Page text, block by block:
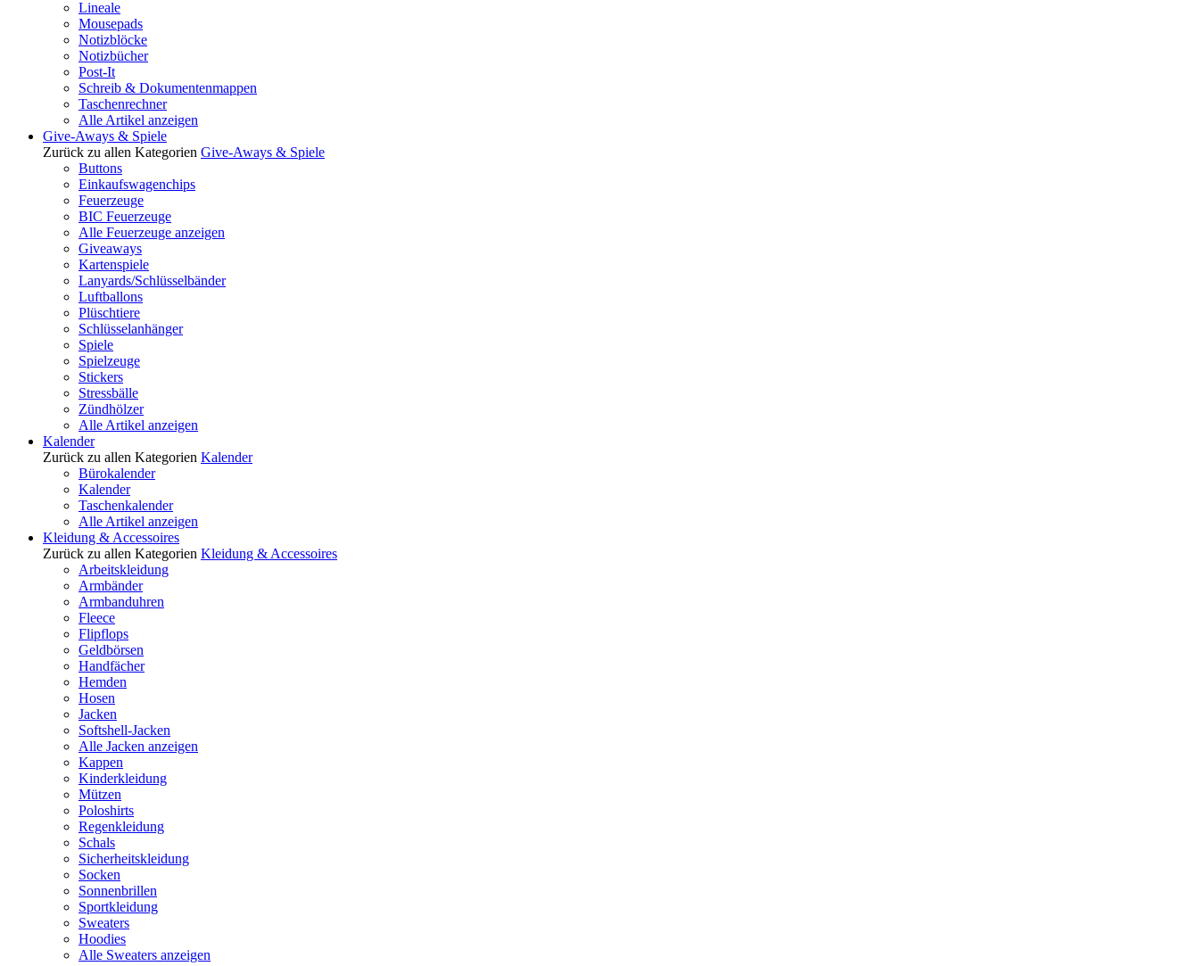
Lineale
Mousepads
Notizblöcke
Notizbücher
Post-It
Schreib & Dokumentenmappen
Taschenrechner
Alle Artikel anzeigen
Give-Aways & Spiele
Zurück zu allen Kategorien Give-Aways & Spiele
Buttons
Einkaufswagenchips
Feuerzeuge
BIC Feuerzeuge
Alle Feuerzeuge anzeigen
Giveaways
Kartenspiele
Lanyards/Schlüsselbänder
Luftballons
Plüschtiere
Schlüsselanhänger
Spiele
Spielzeuge
Stickers
Stressbälle
Zündhölzer
Alle Artikel anzeigen
Kalender
Zurück zu allen Kategorien Kalender
Bürokalender
Kalender
Taschenkalender
Alle Artikel anzeigen
Kleidung & Accessoires
Zurück zu allen Kategorien Kleidung & Accessoires
Arbeitskleidung
Armbänder
Armbanduhren
Fleece
Flipflops
Geldbörsen
Handfächer
Hemden
Hosen
Jacken
Softshell-Jacken
Alle Jacken anzeigen
Kappen
Kinderkleidung
Mützen
Poloshirts
Regenkleidung
Schals
Sicherheitskleidung
Socken
Sonnenbrillen
Sportkleidung
Sweaters
Hoodies
Alle Sweaters anzeigen